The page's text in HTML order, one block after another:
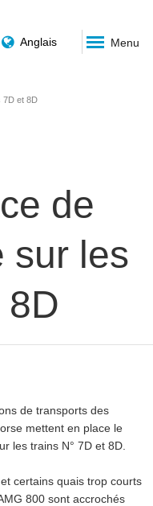
Anglais Menu
7D et 8D
de
sur les
de transports des
mettent en place le
les trains N° 7D et 8D.
certains quais trop courts
800 sont accrochés